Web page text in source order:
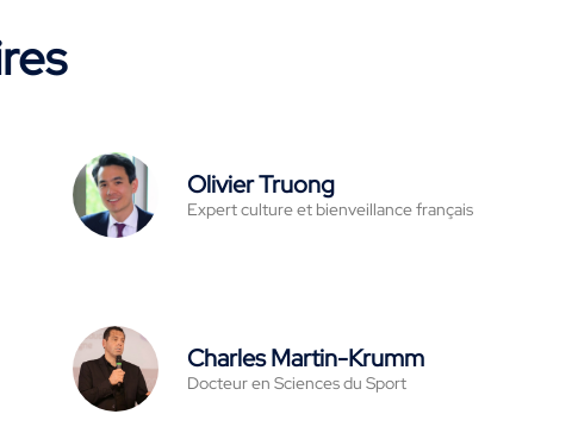
Olivier Truong
Expert culture et bienveillance français
Charles Martin-Krumm
Docteur en Sciences du Sport